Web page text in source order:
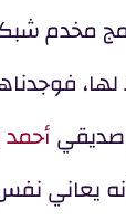
مخدم
لها،
صديقي
يعاني